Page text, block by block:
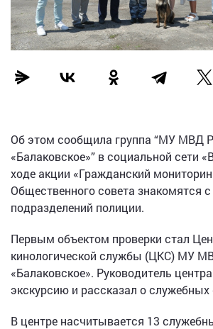
Об этом сообщила группа “МУ МВД
«Балаковское»” в социальной сети
ходе акции «Гражданский
Общественного совета знакомятся
подразделений полиции.
Первым объектом проверки стал
кинологической службы (ЦКС) МУ
«Балаковское». Руководитель
экскурсию и рассказал о служебных
В центре насчитывается 13